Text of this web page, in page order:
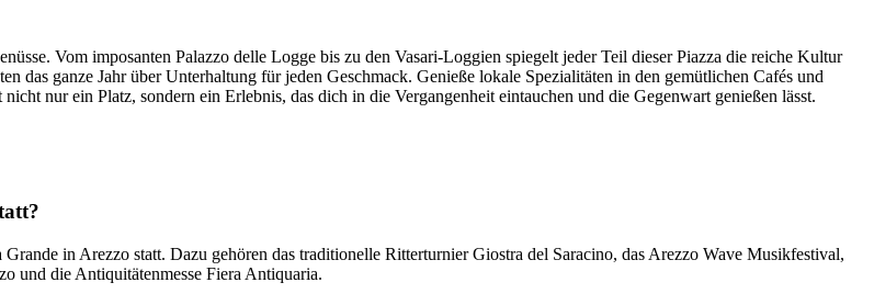
Vom imposanten Palazzo delle Logge bis zu den Vasari-Loggien spiegelt jeder Teil dieser Piazza die reiche Kultur
das ganze Jahr über Unterhaltung für jeden Geschmack. Genieße lokale Spezialitäten in den gemütlichen Cafés und
nur ein Platz, sondern ein Erlebnis, das dich in die Vergangenheit eintauchen und die Gegenwart genießen lässt.
in Arezzo statt. Dazu gehören das traditionelle Ritterturnier Giostra del Saracino, das Arezzo Wave Musikfestival,
und die Antiquitätenmesse Fiera Antiquaria.